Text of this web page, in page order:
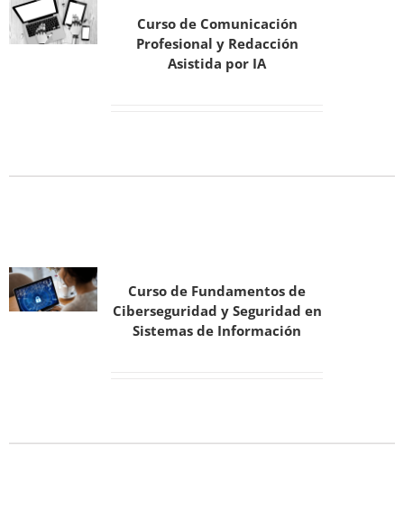
Curso de Comunicación
Profesional y Redacción
Asistida por IA
Curso de Fundamentos de
Ciberseguridad y Seguridad en
Sistemas de Información